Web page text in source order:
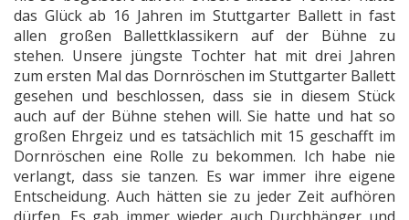
das Glück ab 16 Jahren im Stuttgarter Ballett in fast
allen großen Ballettklassikern auf der Bühne zu
stehen. Unsere jüngste Tochter hat mit drei Jahren
zum ersten Mal das Dornröschen im Stuttgarter Ballett
gesehen und beschlossen, dass sie in diesem Stück
auch auf der Bühne stehen will. Sie hatte und hat so
großen Ehrgeiz und es tatsächlich mit 15 geschafft im
Dornröschen eine Rolle zu bekommen. Ich habe nie
verlangt, dass sie tanzen. Es war immer ihre eigene
Entscheidung. Auch hätten sie zu jeder Zeit aufhören